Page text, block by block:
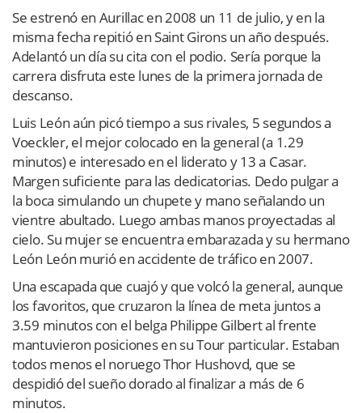
Se estrenó en Aurillac en 2008 un 11 de julio, y en la
misma fecha repitió en Saint Girons un año después.
Adelantó un día su cita con el podio. Sería porque la
carrera disfruta este lunes de la primera jornada de
descanso.
Luis León aún picó tiempo a sus rivales, 5 segundos a
Voeckler, el mejor colocado en la general (a 1.29
minutos) e interesado en el liderato y 13 a Casar.
Margen suficiente para las dedicatorias. Dedo pulgar a
la boca simulando un chupete y mano señalando un
vientre abultado. Luego ambas manos proyectadas al
cielo. Su mujer se encuentra embarazada y su hermano
León León murió en accidente de tráfico en 2007.
Una escapada que cuajó y que volcó la general, aunque
los favoritos, que cruzaron la línea de meta juntos a
3.59 minutos con el belga Philippe Gilbert al frente
mantuvieron posiciones en su Tour particular. Estaban
todos menos el noruego Thor Hushovd, que se
despidió del sueño dorado al finalizar a más de 6
minutos.